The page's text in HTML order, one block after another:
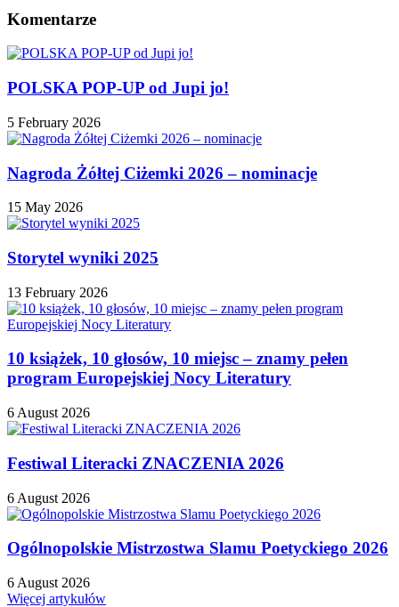
Komentarze
POLSKA POP-UP od Jupi jo!
5 February 2026
Nagroda Żółtej Ciżemki 2026 – nominacje
15 May 2026
Storytel wyniki 2025
13 February 2026
10 książek, 10 głosów, 10 miejsc – znamy pełen
program Europejskiej Nocy Literatury
6 August 2026
Festiwal Literacki ZNACZENIA 2026
6 August 2026
Ogólnopolskie Mistrzostwa Slamu Poetyckiego 2026
6 August 2026
Więcej artykułów